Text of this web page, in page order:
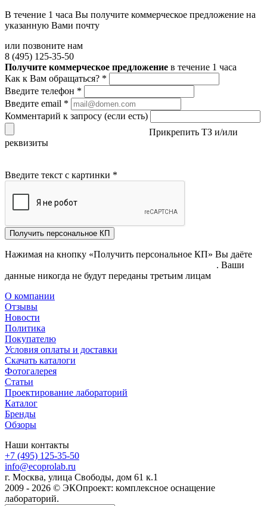
В течение 1 часа Вы получите коммерческое предложение на
указанную Вами почту
или позвоните нам
8 (495) 125-35-50
Получите коммерческое предложение в течение 1 часа
Как к Вам обращаться? *
Введите телефон *
Введите email *
Комментарий к запросу (если есть)
Прикрепить ТЗ и/или
реквизиты
Введите текст с картинки *
Получить персональное КП
Нажимая на кнопку «Получить персональное КП» Вы даёте
. Ваши
данные никогда не будут переданы третьим лицам
О компании
Отзывы
Новости
Политика
Покупателю
Условия оплаты и доставки
Скачать каталоги
Фотогалерея
Статьи
Проектирование лабораторий
Каталог
Бренды
Обзоры
Наши контакты
+7 (495) 125-35-50
info@ecoprolab.ru
г. Москва, улица Свободы, дом 61 к.1
2009 - 2026 © ЭКОпроект: комплексное оснащение
лабораторий.